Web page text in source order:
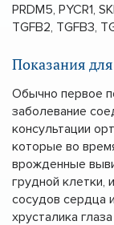
PRDM5, PYCR1,
TGFB2, TGFB3,
Показания
Обычно первое
заболевание
консультации
которые во
врожденные
грудной клетки,
сосудов сердца
хрусталика